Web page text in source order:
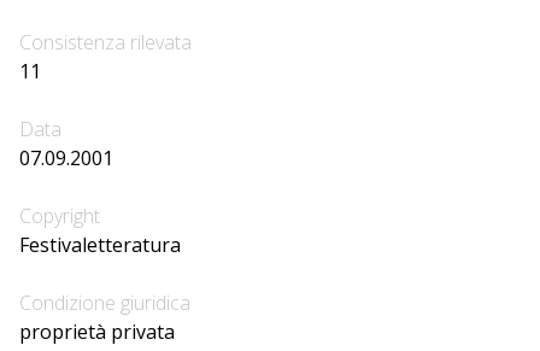
Consistenza rilevata
11
Data
07.09.2001
Copyright
Festivaletteratura
Condizione giuridica
proprietà privata